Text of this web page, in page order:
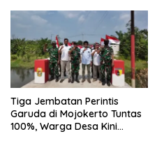
Tiga Jembatan Perintis
Garuda di Mojokerto Tuntas
100%, Warga Desa Kini